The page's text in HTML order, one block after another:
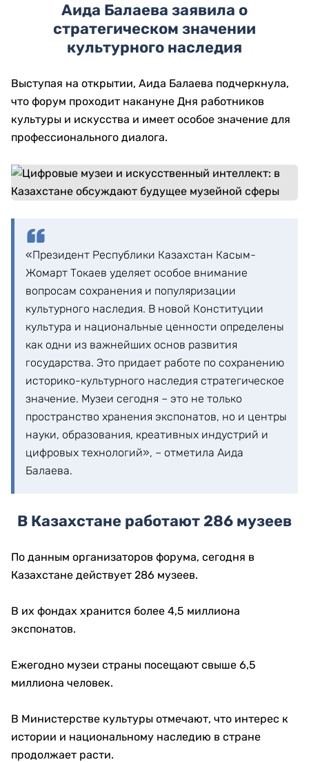
Аида Балаева заявила о
стратегическом значении
культурного наследия
Выступая на открытии, Аида Балаева подчеркнула,
что форум проходит накануне Дня работников
культуры и искусства и имеет особое значение для
профессионального диалога.
«Президент Республики Казахстан Касым-
Жомарт Токаев уделяет особое внимание
вопросам сохранения и популяризации
культурного наследия. В новой Конституции
культура и национальные ценности определены
как одни из важнейших основ развития
государства. Это придает работе по сохранению
историко-культурного наследия стратегическое
значение. Музеи сегодня – это не только
пространство хранения экспонатов, но и центры
науки, образования, креативных индустрий и
цифровых технологий», – отметила Аида
Балаева.
В Казахстане работают 286 музеев
По данным организаторов форума, сегодня в
Казахстане действует 286 музеев.
В их фондах хранится более 4,5 миллиона
экспонатов.
Ежегодно музеи страны посещают свыше 6,5
миллиона человек.
В Министерстве культуры отмечают, что интерес к
истории и национальному наследию в стране
продолжает расти.